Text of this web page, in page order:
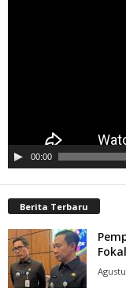
00:00
Berita Terbaru